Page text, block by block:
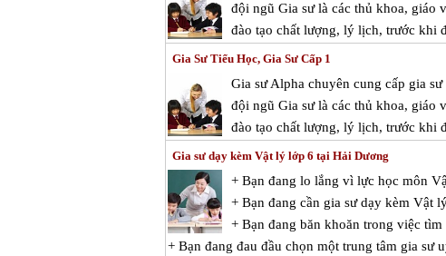
đội ngũ Gia sư là các thủ khoa, giáo
đào tạo chất lượng, lý lịch, trước khi
Gia Sư Tiểu Học, Gia Sư Cấp 1
Gia sư Alpha chuyên cung cấp gia
đội ngũ Gia sư là các thủ khoa, giáo
đào tạo chất lượng, lý lịch, trước khi
Gia sư dạy kèm Vật lý lớp 6 tại Hải Dương
+ Bạn đang lo lắng vì lực học môn
+ Bạn đang cần gia sư dạy kèm Vật
+ Bạn đang băn khoăn trong việc
+ Bạn đang đau đầu chọn một trung tâm gia sư